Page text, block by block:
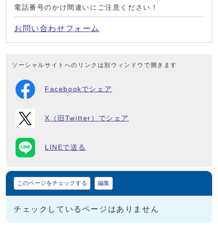
電話番号のかけ間違いにご注意ください！
お問い合わせフォーム
ソーシャルサイトへのリンクは別ウィンドウで開きます
Facebookでシェア
X（旧Twitter）でシェア
LINEで送る
マイページ
このページをチェックする 編集
チェックしているページはありません